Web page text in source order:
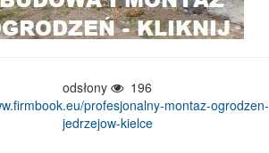
odsłony
196
profesjonalny-montaz-ogrodzen-
jedrzejow-kielce